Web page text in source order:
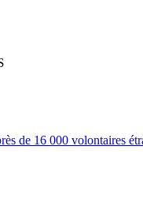
de 16 000 volontaires